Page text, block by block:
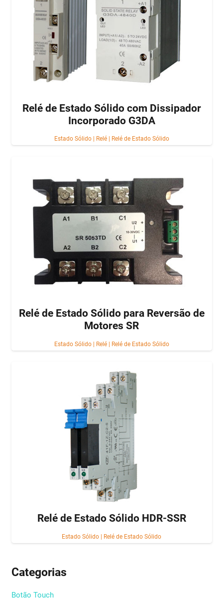
Relé de Estado Sólido com Dissipador
Incorporado G3DA
Estado Sólido| Relé| Relé de Estado Sólido
Relé de Estado Sólido para Reversão de
Motores SR
Estado Sólido| Relé| Relé de Estado Sólido
Relé de Estado Sólido HDR-SSR
Estado Sólido Relé de Estado Sólido
Categorias
Botão Touch